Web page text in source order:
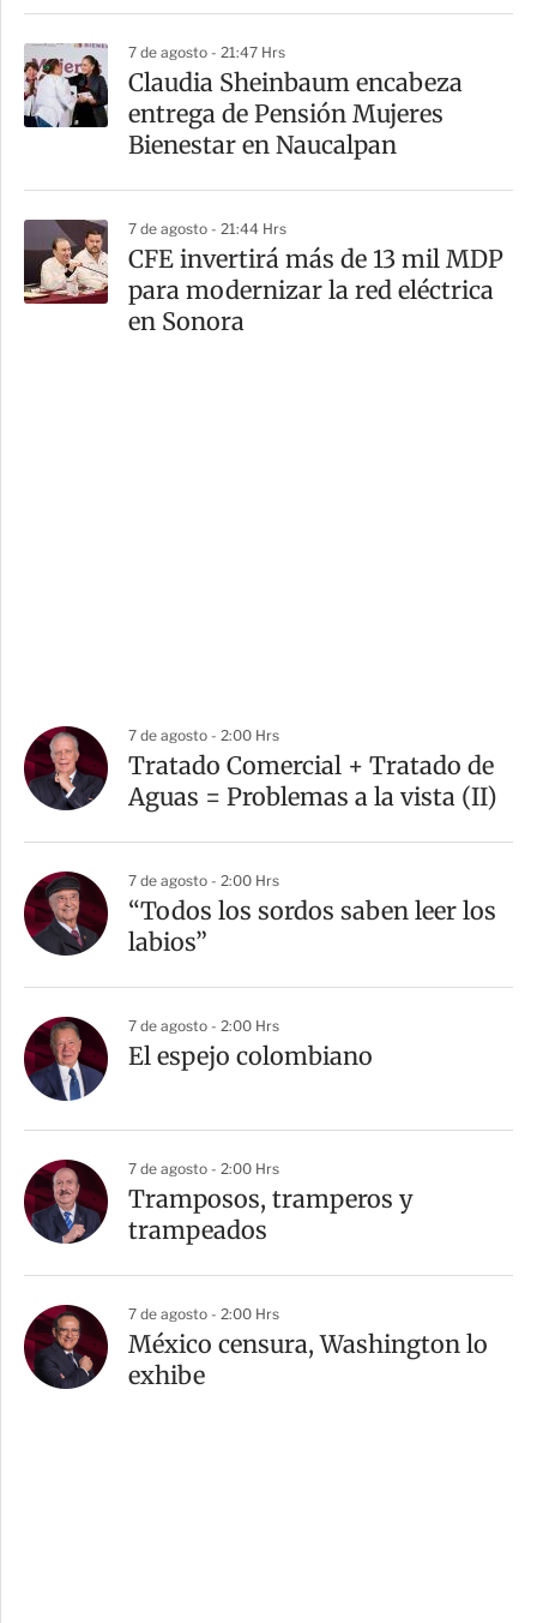
7 de agosto - 21:47 Hrs
Claudia Sheinbaum encabeza
entrega de Pensión Mujeres
Bienestar en Naucalpan
7 de agosto - 21:44 Hrs
CFE invertirá más de 13 mil MDP
para modernizar la red eléctrica
en Sonora
7 de agosto - 2:00 Hrs
Tratado Comercial + Tratado de
Aguas = Problemas a la vista (II)
7 de agosto - 2:00 Hrs
“Todos los sordos saben leer los
labios”
7 de agosto - 2:00 Hrs
El espejo colombiano
7 de agosto - 2:00 Hrs
Tramposos, tramperos y
trampeados
7 de agosto - 2:00 Hrs
México censura, Washington lo
exhibe